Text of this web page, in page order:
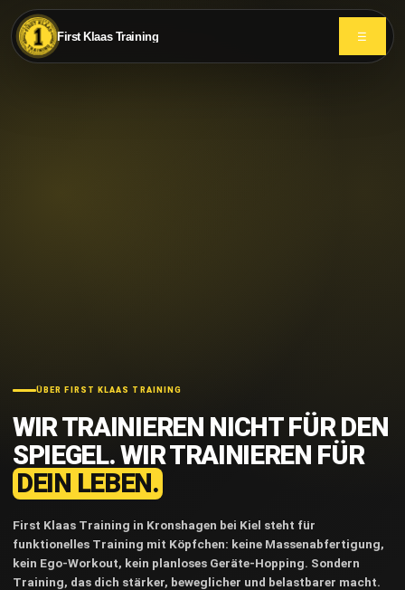
First Klaas Training ☰
ÜBER FIRST KLAAS TRAINING
WIR TRAINIEREN NICHT FÜR DEN
SPIEGEL. WIR TRAINIEREN FÜR
DEIN LEBEN.
First Klaas Training in Kronshagen bei Kiel steht für
funktionelles Training mit Köpfchen: keine Massenabfertigung,
kein Ego-Workout, kein planloses Geräte-Hopping. Sondern
Training, das dich stärker, beweglicher und belastbarer macht.